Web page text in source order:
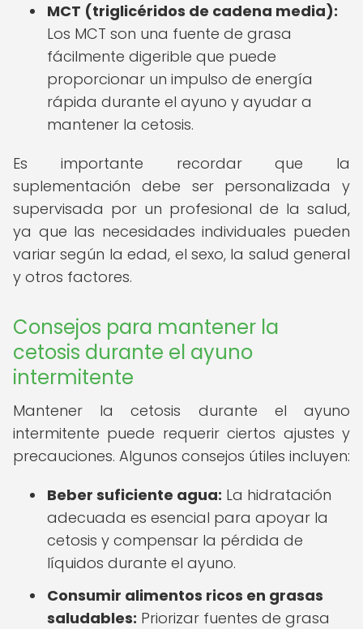
MCT (triglicéridos de cadena media):
Los MCT son una fuente de grasa
fácilmente digerible que puede
proporcionar un impulso de energía
rápida durante el ayuno y ayudar a
mantener la cetosis.
Es importante recordar que la
suplementación debe ser personalizada y
supervisada por un profesional de la salud,
ya que las necesidades individuales pueden
variar según la edad, el sexo, la salud general
y otros factores.
Consejos para mantener la
cetosis durante el ayuno
intermitente
Mantener la cetosis durante el ayuno
intermitente puede requerir ciertos ajustes y
precauciones. Algunos consejos útiles incluyen:
Beber suficiente agua: La hidratación
adecuada es esencial para apoyar la
cetosis y compensar la pérdida de
líquidos durante el ayuno.
Consumir alimentos ricos en grasas
saludables: Priorizar fuentes de grasa